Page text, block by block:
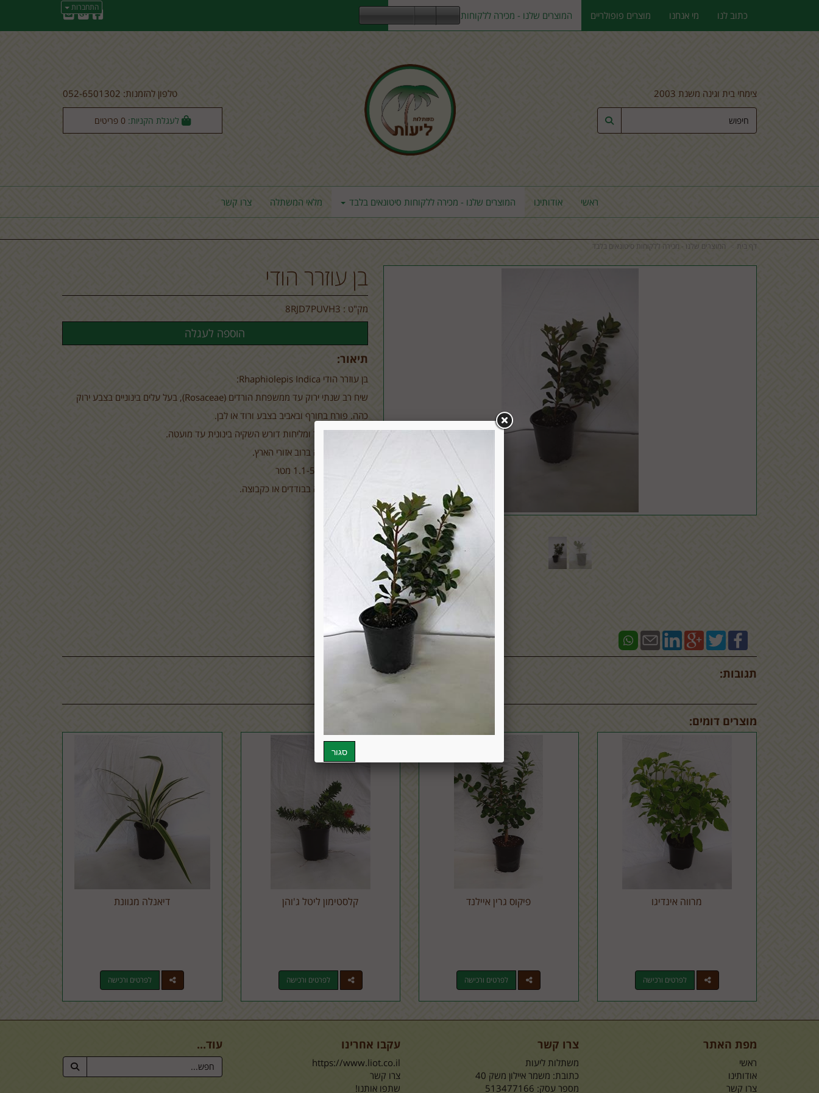
התחברות
צימחי בית וגינה משנת 2003 טלפון להזמנות: 052-6501302
0
ראשי אודותינו המוצרים שלנו - מכירה ללקוחות סיטונאים בלבד מלאי המשתלה צרו קשר
כתוב לנו מי אנחנו מוצרים פופולריים המוצרים שלנו - מכירה ללקוחות סיטונאים בלבד
דף בית המוצרים שלנו - מכירה ללקוחות סיטונאים בלבד
בן עוזרר הודי
מק"ט : 8RJD7PUVH3
תיאור:
בן עוזרר הודי Rhaphiolepis Indica
:
שיח רב שנתי ירוק עד ממשפחת הורדים ((Rosaceae, בעל עלים בינוניים בצבע ירוק
כהה. פורח בחורף ובאביב בצבע ורוד או לבן.
עמיד לחום, קור ומליחות דורש השקיה בינונית עד מועטה.
מתאים לשתילה ברוב אזורי הארץ.
מגיע לגובה בין 1.1-5 מטר
מתאים לשתילה בבודדים או כקבוצה.
ארץ מוצא: סין
תגובות:
מוצרים דומים:
מרווה אינדיגו
לפרטים ורכישה
פיקוס גרין איילנד
לפרטים ורכישה
קלסטימון ליטל ג'והן
לפרטים ורכישה
דיאנלה מגוונת
לפרטים ורכישה
מפת האתר
ראשי
אודותינו
צרו קשר
צרו קשר
משתלות ליעות
כתובת: משמר איילון משק 40
מספר עסק: 513477166
עקבו אחרינו
https://www.liot.co.il
צרו קשר
שתפו אותנו!
עוד...